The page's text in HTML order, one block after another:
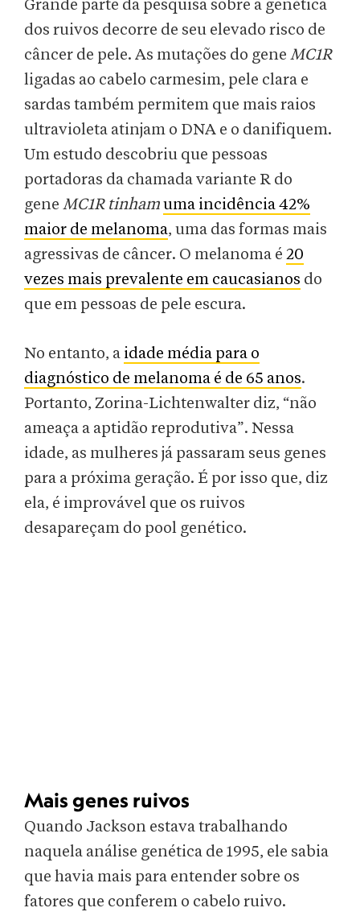
Grande parte da pesquisa sobre a genética
dos ruivos decorre de seu elevado risco de
câncer de pele. As mutações do gene MC1R
ligadas ao cabelo carmesim, pele clara e
sardas também permitem que mais raios
ultravioleta atinjam o DNA e o danifiquem.
Um estudo descobriu que pessoas
portadoras da chamada variante R do
gene MC1R tinhamuma incidência 42%
maior de melanoma, uma das formas mais
agressivas de câncer. O melanoma é 20
vezes mais prevalente em caucasianos do
que em pessoas de pele escura.
No entanto, a idade média para o
diagnóstico de melanoma é de 65 anos.
Portanto, Zorina-Lichtenwalter diz, “não
ameaça a aptidão reprodutiva”. Nessa
idade, as mulheres já passaram seus genes
para a próxima geração. É por isso que, diz
ela, é improvável que os ruivos
desapareçam do pool genético.
Mais genes ruivos
Quando Jackson estava trabalhando
naquela análise genética de 1995, ele sabia
que havia mais para entender sobre os
fatores que conferem o cabelo ruivo.